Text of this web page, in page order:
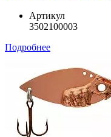
Артикул
3502100003
Подробнее